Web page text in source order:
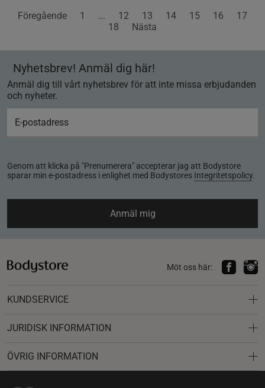
Föregående 1 ... 12 13 14 15 16
17
18
Nästa
Nyhetsbrev! Anmäl dig här!
Anmäl dig till vårt nyhetsbrev för att inte missa erbjudanden
och nyheter.
Genom att klicka på "Prenumerera" accepterar jag att Bodystore
sparar min e-postadress i enlighet med Bodystores Integritetspolicy.
Anmäl mig
Möt oss här:
KUNDSERVICE
JURIDISK INFORMATION
ÖVRIG INFORMATION